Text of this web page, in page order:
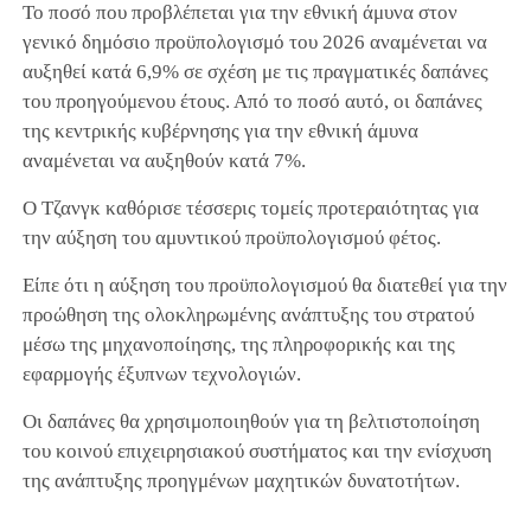
Το ποσό που προβλέπεται για την εθνική άμυνα στον
γενικό δημόσιο προϋπολογισμό του 2026 αναμένεται να
αυξηθεί κατά 6,9% σε σχέση με τις πραγματικές δαπάνες
του προηγούμενου έτους. Από το ποσό αυτό, οι δαπάνες
της κεντρικής κυβέρνησης για την εθνική άμυνα
αναμένεται να αυξηθούν κατά 7%.
Ο Τζανγκ καθόρισε τέσσερις τομείς προτεραιότητας για
την αύξηση του αμυντικού προϋπολογισμού φέτος.
Είπε ότι η αύξηση του προϋπολογισμού θα διατεθεί για την
προώθηση της ολοκληρωμένης ανάπτυξης του στρατού
μέσω της μηχανοποίησης, της πληροφορικής και της
εφαρμογής έξυπνων τεχνολογιών.
Οι δαπάνες θα χρησιμοποιηθούν για τη βελτιστοποίηση
του κοινού επιχειρησιακού συστήματος και την ενίσχυση
της ανάπτυξης προηγμένων μαχητικών δυνατοτήτων.